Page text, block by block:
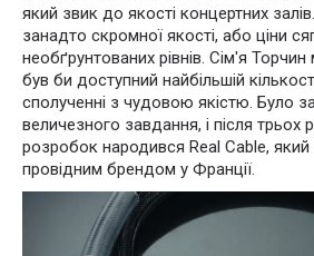
який звик до якості концертних
занадто скромної якості, або ціни
необґрунтованих рівнів. Сім'я
був би доступний найбільшій
сполученні з чудовою якістю. Було
величезного завдання, і після трьох
розробок народився Real Cable,
провідним брендом у Франції.